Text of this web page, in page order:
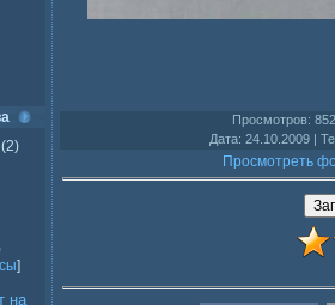
(2)
]
на
Просмотров:
Дата: 24.10.2009 |
Просмотреть